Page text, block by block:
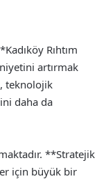
Rıhtım
artırmak
teknolojik
daha da
**Stratejik
için büyük bir